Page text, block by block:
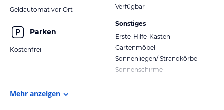
Geldautomat vor Ort
Parken
Kostenfrei
Verfügbar
Sonstiges
Erste-Hilfe-Kasten
Gartenmöbel
Sonnenliegen/ Strandkörbe
Sonnenschirme
Mehr anzeigen